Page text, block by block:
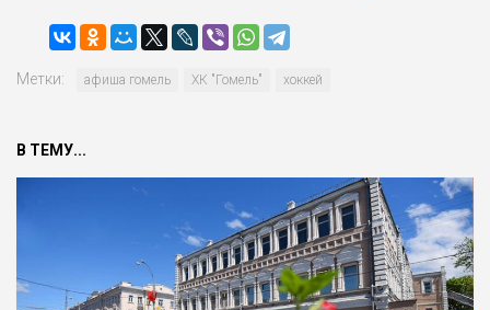
Метки: афиша гомель ХК "Гомель" хоккей
В ТЕМУ...